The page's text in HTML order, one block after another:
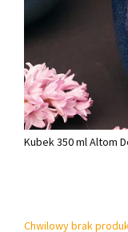
Kubek 350 ml Altom
Chwilowy brak